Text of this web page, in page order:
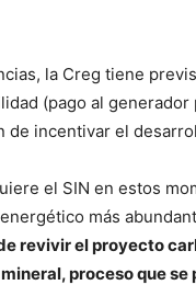
la Creg tiene
(pago al
de incentivar el
el SIN en estos
más
revivir el proyecto
proceso que